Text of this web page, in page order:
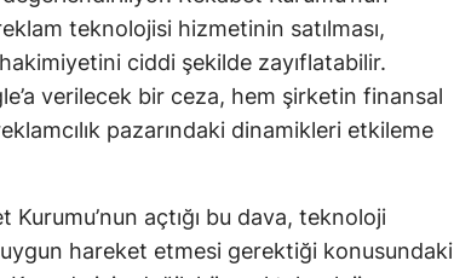
teknolojisi hizmetinin satılması,
ciddi şekilde zayıflatabilir.
verilecek bir ceza, hem şirketin finansal
pazarındaki dinamikleri etkileme
açtığı bu dava, teknoloji
hareket etmesi gerektiği konusundaki